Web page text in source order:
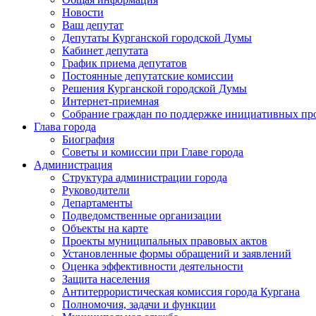
Новости
Ваш депутат
Депутаты Курганской городской Думы
Кабинет депутата
График приема депутатов
Постоянные депутатские комиссии
Решения Курганской городской Думы
Интернет-приемная
Собрание граждан по поддержке инициативных
Глава города
Биография
Советы и комиссии при Главе города
Администрация
Структура администрации города
Руководители
Департаменты
Подведомственные организации
Объекты на карте
Проекты муниципальных правовых актов
Установленные формы обращений и заявлений
Оценка эффективности деятельности
Защита населения
Антитеррористическая комиссия города Кургана
Полномочия, задачи и функции